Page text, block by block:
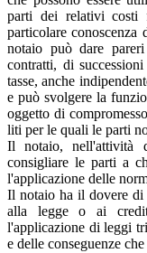
parti dei relativi costi
particolare
notaio può dare
contratti, di
tasse, anche
e può svolgere la
oggetto di
liti per le quali le parti
Il notaio, nell'attività
consigliare le parti a
l'applicazione delle
Il notaio ha il dovere di
alla legge o ai
l'applicazione di leggi
e delle conseguenze